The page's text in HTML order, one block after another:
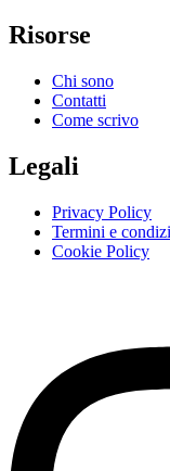
Risorse
Chi sono
Contatti
Come scrivo
Legali
Privacy Policy
Termini e
Cookie Policy